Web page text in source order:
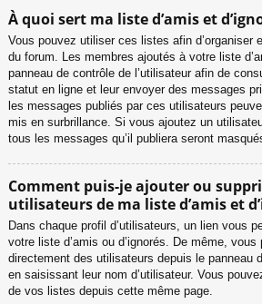
À quoi sert ma liste d’amis et
Vous pouvez utiliser ces listes afin d’organiser
du forum. Les membres ajoutés à votre liste
panneau de contrôle de l’utilisateur afin de
statut en ligne et leur envoyer des messages
les messages publiés par ces utilisateurs
mis en surbrillance. Si vous ajoutez un
tous les messages qu’il publiera seront
Comment puis-je ajouter ou
utilisateurs de ma liste d’amis et
Dans chaque profil d’utilisateurs, un lien vous
votre liste d’amis ou d’ignorés. De même, vous
directement des utilisateurs depuis le panneau
en saisissant leur nom d’utilisateur. Vous
de vos listes depuis cette même page.